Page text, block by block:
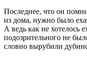
Последнее, что он
из дома, нужно было
А ведь как не хотелось
подозрительного не
словно вырубили